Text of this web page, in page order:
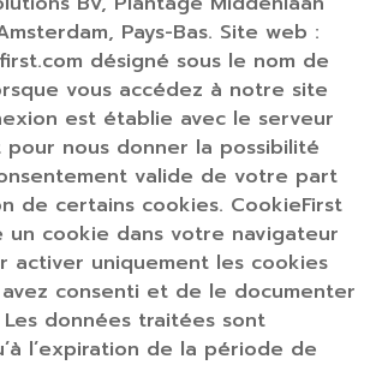
Pays-Bas. Site web :
désigné sous le nom de
vous accédez à notre site
est établie avec le serveur
pour nous donner la possibilité
valide de votre part
de certains cookies. CookieFirst
un cookie dans votre navigateur
activer uniquement les cookies
avez consenti et de le documenter
données traitées sont
l’expiration de la période de